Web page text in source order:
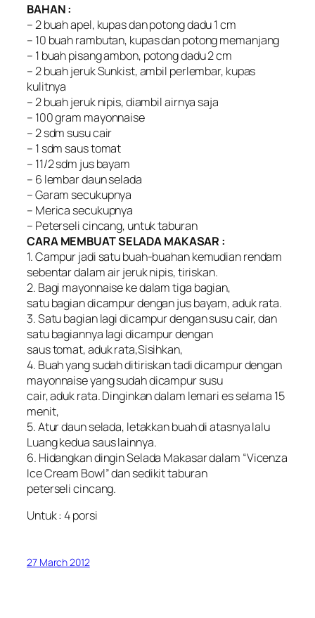
BAHAN :
– 2 buah apel, kupas dan potong dadu 1 cm
– 10 buah rambutan, kupas dan potong memanjang
– 1 buah pisang ambon, potong dadu 2 cm
– 2 buah jeruk Sunkist, ambil perlembar, kupas
kulitnya
– 2 buah jeruk nipis, diambil airnya saja
– 100 gram mayonnaise
– 2 sdm susu cair
– 1 sdm saus tomat
– 11/2 sdm jus bayam
– 6 lembar daun selada
– Garam secukupnya
– Merica secukupnya
– Peterseli cincang, untuk taburan
CARA MEMBUAT SELADA MAKASAR :
1. Campur jadi satu buah-buahan kemudian rendam
sebentar dalam air jeruk nipis, tiriskan.
2. Bagi mayonnaise ke dalam tiga bagian,
satu bagian dicampur dengan jus bayam, aduk rata.
3. Satu bagian lagi dicampur dengan susu cair, dan
satu bagiannya lagi dicampur dengan
saus tomat, aduk rata,Sisihkan,
4. Buah yang sudah ditiriskan tadi dicampur dengan
mayonnaise yang sudah dicampur susu
cair, aduk rata. Dinginkan dalam lemari es selama 15
menit,
5. Atur daun selada, letakkan buah di atasnya lalu
Luang kedua saus lainnya.
6. Hidangkan dingin Selada Makasar dalam “Vicenza
Ice Cream Bowl” dan sedikit taburan
peterseli cincang.
Untuk : 4 porsi
27 March 2012